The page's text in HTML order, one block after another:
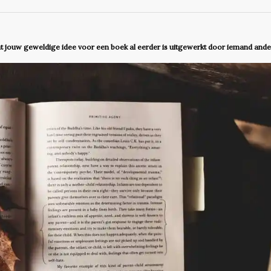
jouw geweldige idee voor een boek al eerder is uitgewerkt door iemand